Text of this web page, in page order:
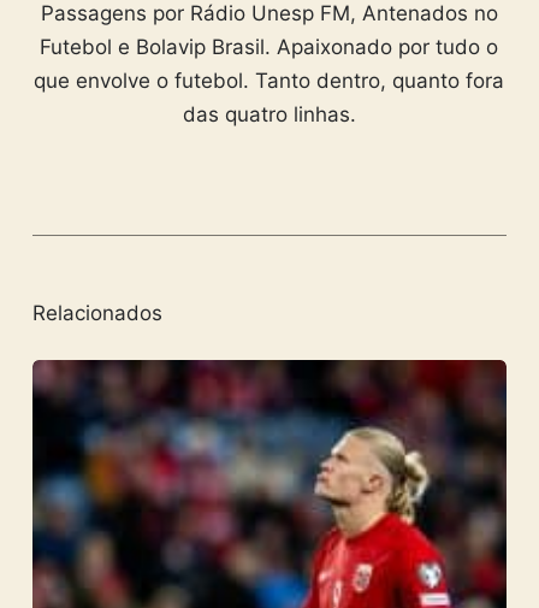
Passagens por Rádio Unesp FM, Antenados no
Futebol e Bolavip Brasil. Apaixonado por tudo o
que envolve o futebol. Tanto dentro, quanto fora
das quatro linhas.
Relacionados